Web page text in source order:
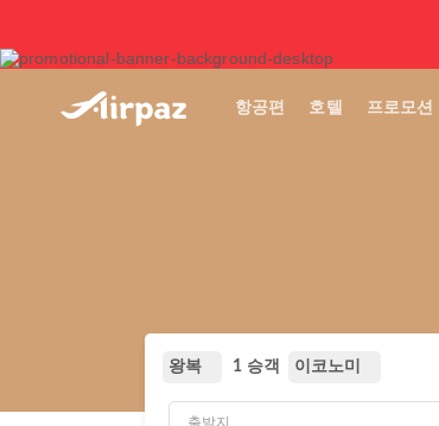
항공편 호텔 프로모션
왕복 1 승객 이코노미